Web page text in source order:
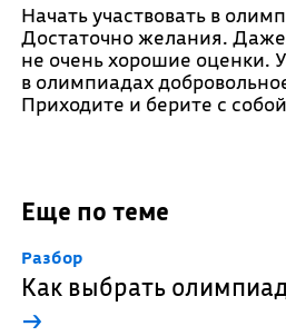
Начать участвовать в
Достаточно желания.
не очень хорошие оценки.
в олимпиадах
Приходите и берите с
Еще по теме
Разбор
Как выбрать
→